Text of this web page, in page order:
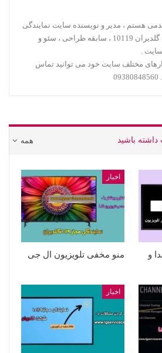
هستم ، مدیر و نویسنده سایت نمایندگی
شرکت گلدیران 10119 ، سابقه طراحی ، سئو و
سایت .
مختلف سایت خود می توانید تماس
همه باشید
و
اخبار
منو مخفی تلویزیون ال جی
اخبار